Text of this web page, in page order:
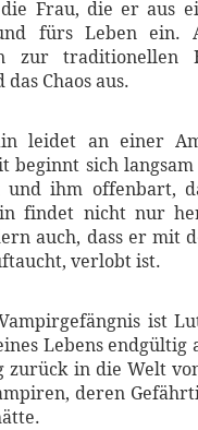
Frau, die er aus
fürs Leben ein.
zur traditionellen
Chaos aus.
leidet an einer
beginnt sich
und ihm offenbart,
findet nicht nur
auch, dass er mit
verlobt ist.
ist
Lebens endgültig
in die Welt
deren